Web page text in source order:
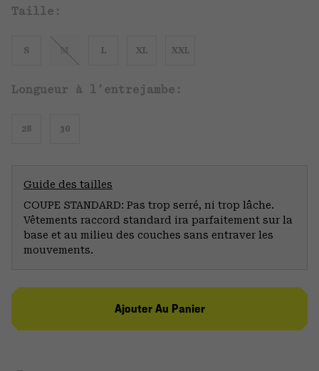
Taille:
S M L XL XXL
Longueur à l’entrejambe:
28 30
Guide des tailles
COUPE STANDARD: Pas trop serré, ni trop lâche.
Vêtements raccord standard ira parfaitement sur la
base et au milieu des couches sans entraver les
mouvements.
Ajouter Au Panier